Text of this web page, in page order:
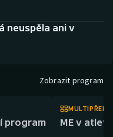
neuspěla ani v
Zobrazit program
program ME v